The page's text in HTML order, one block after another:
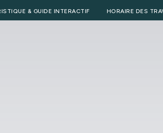
& GUIDE INTERACTIF HORAIRE DES